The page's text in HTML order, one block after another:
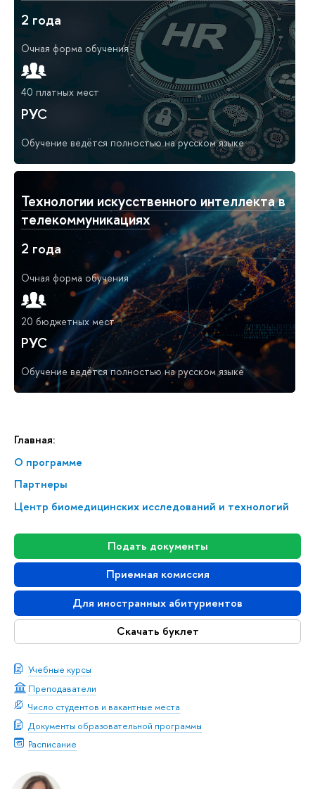
Главная:
О программе
Партнеры
Центр биомедицинских исследований и технологий
Подать документы
Приемная комиссия
Для иностранных абитуриентов
Скачать буклет
Учебные курсы
Преподаватели
Число студентов и вакантные места
Документы образовательной программы
Расписание
2 года
Очная форма обучения
40 платных мест
РУС
Обучение ведётся полностью на русском языке
Технологии искусственного интеллекта в
телекоммуникациях
2 года
Очная форма обучения
20 бюджетных мест
РУС
Обучение ведётся полностью на русском языке